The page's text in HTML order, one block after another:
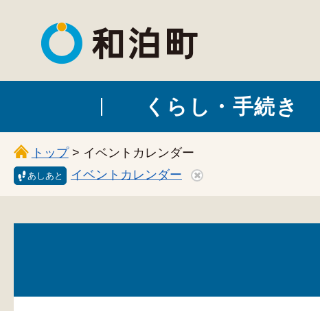
和泊町
くらし・手続き
トップ> イベントカレンダー
あしあと イベントカレンダー